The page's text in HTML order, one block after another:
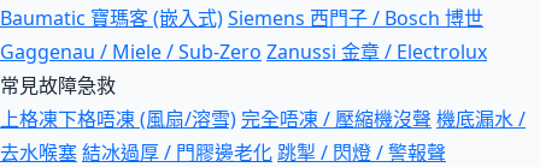
Baumatic 寶瑪客 (嵌入式)Siemens 西門子 / Bosch 博世
Gaggenau / Miele / Sub-Zero Zanussi 金章 / Electrolux
常見故障急救
上格凍下格唔凍 (風扇/溶雪)完全唔凍 / 壓縮機沒聲 機底漏水 /
去水喉塞結冰過厚 / 門膠邊老化跳掣 / 閃燈 / 警報聲